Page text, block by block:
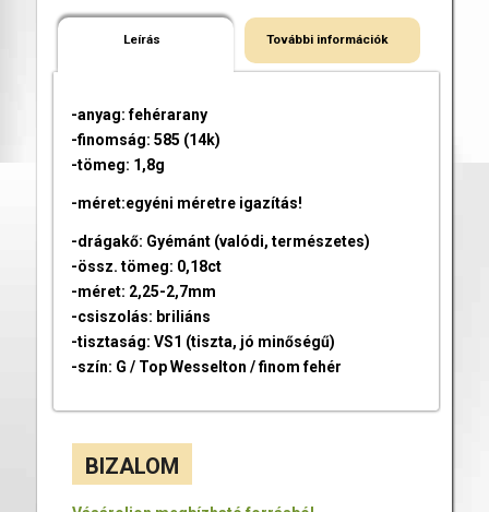
Leírás További információk
-anyag: fehérarany
-finomság: 585 (14k)
-tömeg: 1,8g
-méret:egyéni méretre igazítás!
-drágakő: Gyémánt (valódi, természetes)
-össz. tömeg: 0,18ct
-méret: 2,25-2,7mm
-csiszolás: briliáns
-tisztaság: VS1 (tiszta, jó minőségű)
-szín: G / Top Wesselton / finom fehér
BIZALOM